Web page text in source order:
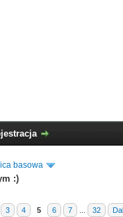
basowa
:)
3 4 5 6 7 32